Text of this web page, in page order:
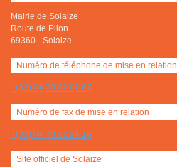
Mairie de Solaize
Route de Pilon
69360 - Solaize
Numéro de téléphone de mise en relation
+(33) 04 78 02 82 67
Numéro de fax de mise en relation
+(33) 04 78 02 94 16
Site officiel de Solaize